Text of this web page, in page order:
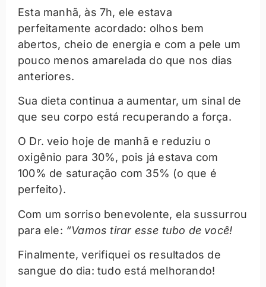
Esta manhã, às 7h, ele estava
perfeitamente acordado: olhos bem
abertos, cheio de energia e com a pele um
pouco menos amarelada do que nos dias
anteriores.
Sua dieta continua a aumentar, um sinal de
que seu corpo está recuperando a força.
O Dr. veio hoje de manhã e reduziu o
oxigênio para 30%, pois já estava com
100% de saturação com 35% (o que é
perfeito).
Com um sorriso benevolente, ela sussurrou
para ele: “Vamos tirar esse tubo de você!
Finalmente, verifiquei os resultados de
sangue do dia: tudo está melhorando!